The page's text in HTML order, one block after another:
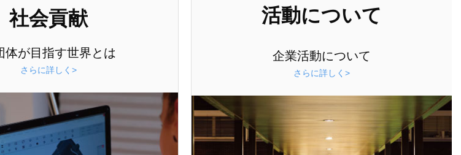
社会貢献
体が目指す世界とは
さらに詳しく>
活動について
企業活動について
さらに詳しく>